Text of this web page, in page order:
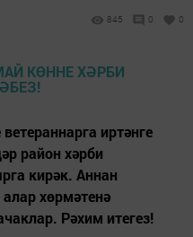
845 0 0
иртәнге
район хәрби
кирәк. Аннан
хөрмәтенә
Рәхим итегез!